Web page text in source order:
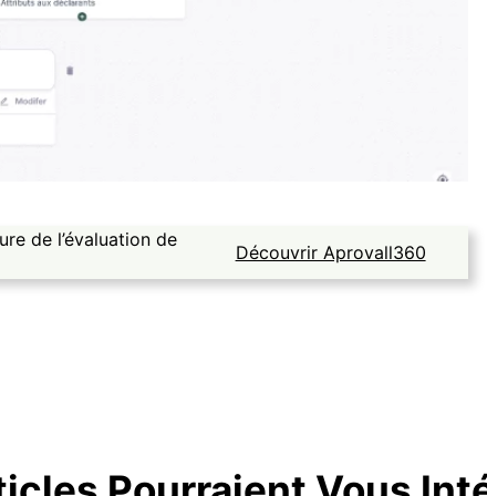
de l’évaluation de
Découvrir Aprovall360